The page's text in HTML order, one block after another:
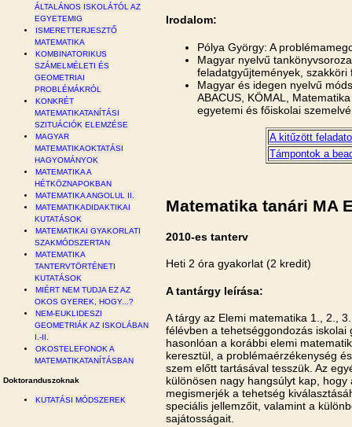
ÁLTALÁNOS ISKOLÁTÓL AZ
EGYETEMIG
ISMERETTERJESZTŐ
MATEMATIKA
KOMBINATORIKUS
SZÁMELMÉLETI ÉS
GEOMETRIAI
PROBLÉMÁKRÓL
KONKRÉT
MATEMATIKATANÍTÁSI
SZITUÁCIÓK ELEMZÉSE
MAGYAR
MATEMATIKAOKTATÁSI
HAGYOMÁNYOK
MATEMATIKA A
HÉTKÖZNAPOKBAN
MATEMATIKA ANGOLUL II.
MATEMATIKADIDAKTIKAI
KUTATÁSOK
MATEMATIKAI GYAKORLATI
SZAKMÓDSZERTAN
MATEMATIKA
TANTERVTÖRTÉNETI
KUTATÁSOK
MIÉRT NEM TUDJA EZ AZ
OKOS GYEREK, HOGY...?
NEM-EUKLIDESZI
GEOMETRIÁK AZ ISKOLÁBAN
I.-II.
OKOSTELEFONOK A
MATEMATIKATANÍTÁSBAN
Doktoranduszoknak
KUTATÁSI MÓDSZEREK
Irodalom:
Pólya György: A
Magyar nyelvű
feladatgyűjtemények, szakköri
Magyar és idegen nyelvű
ABACUS, KÖMAL,
egyetemi és főiskolai
A kitűzött
Támpontok a
Matematika tanári MA
2010-es tanterv
Heti 2 óra gyakorlat (2 kredit)
A tantárgy leírása:
A tárgy az Elemi matematika 1., 2.,
félévben a tehetséggondozás
hasonlóan a korábbi elemi
keresztül, a problémaérzékenység
szem előtt tartásával tesszük. Az
különösen nagy hangsúlyt kap,
megismerjék a tehetség
speciális jellemzőit, valamint a
sajátosságait.